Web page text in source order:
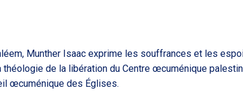
Munther Isaac exprime les souffrances et les
de la libération du Centre œcuménique
œcuménique des Églises.